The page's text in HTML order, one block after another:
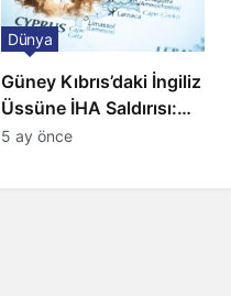
Güney Kıbrıs’daki İngiliz
Üssüne İHA Saldırısı:
Patlama, Sirenler ve
Dünya
5 ay önce